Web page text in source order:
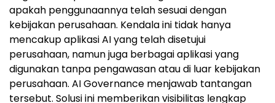
apakah penggunaannya telah sesuai dengan
kebijakan perusahaan. Kendala ini tidak hanya
mencakup aplikasi AI yang telah disetujui
perusahaan, namun juga berbagai aplikasi yang
digunakan tanpa pengawasan atau di luar kebijakan
perusahaan. AI Governance menjawab tantangan
tersebut. Solusi ini memberikan visibilitas lengkap